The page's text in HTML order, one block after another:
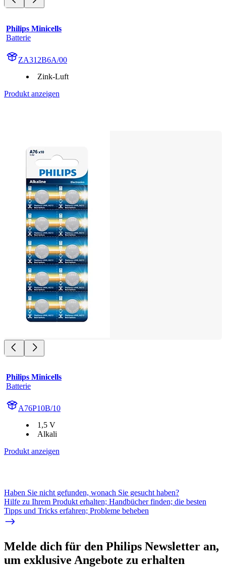
Philips Minicells
Batterie
ZA312B6A/00
Zink-Luft
Produkt anzeigen
Philips Minicells
Batterie
A76P10B/10
1,5 V
Alkali
Produkt anzeigen
Haben Sie nicht gefunden, wonach Sie gesucht haben?
Hilfe zu Ihrem Produkt erhalten; Handbücher finden; die besten
Tipps und Tricks erfahren; Probleme beheben
Melde dich für den Philips Newsletter an,
um exklusive Angebote zu erhalten